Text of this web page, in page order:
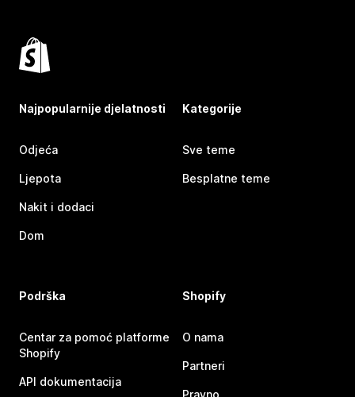
Najpopularnije djelatnosti
Odjeća
Ljepota
Nakit i dodaci
Dom
Kategorije
Sve teme
Besplatne teme
Podrška
Centar za pomoć platforme
Shopify
API dokumentacija
Shopify
O nama
Partneri